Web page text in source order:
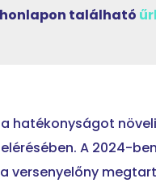
honlapon található
hatékonyságot
A 2024-
versenyelőny